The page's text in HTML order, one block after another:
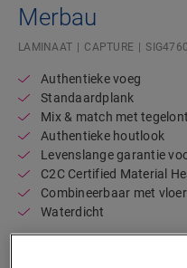
Merbau
LAMINAAT CAPTURE SIG4760
Authentieke voeg
Standaardplank
Mix & match met
Authentieke houtlook
Levenslange garantie
C2C Certified Material
Combineerbaar met
Waterdicht